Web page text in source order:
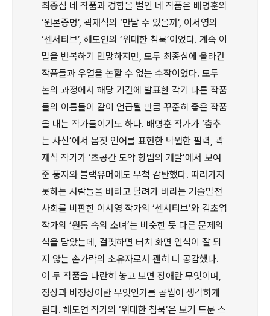
최종심 네 작품과 경합을 벌인 네 작품은 배명훈의
‘원본증명’, 곽재식의 ‘만날 수 있을까’, 이서영의
‘센서티브’, 해도연의 ‘위대한 침묵’이었다. 계속 이
말을 반복하기 민망하지만, 모두 최종심에 올라간
작품들과 우열을 논할 수 없는 수작이었다. 모두
논의 과정에서 해당 기간에 발표한 각기 다른 작품
들의 이름들이 같이 언급될 만큼 꾸준히 좋은 작품
을 내는 작가들이기도 하다. 배명훈 작가가 ‘춤추
는 사신’에서 몸짓 언어를 표현한 탁월한 필력, 곽
재식 작가가 ‘초공간 도약 항법의 개발’에서 보여
준 풍자와 블랙유머에도 무척 감탄했다. 따라가지
못하는 사람들을 버리고 달려가 버리는 기술발전
사회를 비판한 이서영 작가의 ‘센서티브’와 김초엽
작가의 ‘원통 속의 소녀’는 비슷한 듯 다른 문제의
식을 담았는데, 걸핏하면 터치 화면 인식이 잘 되
지 않는 손가락의 소유자로서 괜히 더 공감했다.
이 두 작품을 나란히 놓고 보면 장애란 무엇이며,
정상과 비정상이란 무엇인가를 곱씹어 생각하게
된다. 해도연 작가의 ‘위대한 침묵’은 보기 드문 스